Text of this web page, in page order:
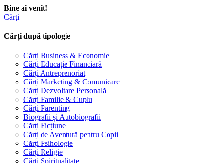
Bine ai venit!
Cărți
Cărți după tipologie
Cărți Business & Economie
Cărți Educație Financiară
Cărți Antreprenoriat
Cărți Marketing & Comunicare
Cărți Dezvoltare Personală
Cărți Familie & Cuplu
Cărți Parenting
Biografii și Autobiografii
Cărți Ficțiune
Cărți de Aventură pentru Copii
Cărți Psihologie
Cărți Religie
Cărți Spiritualitate